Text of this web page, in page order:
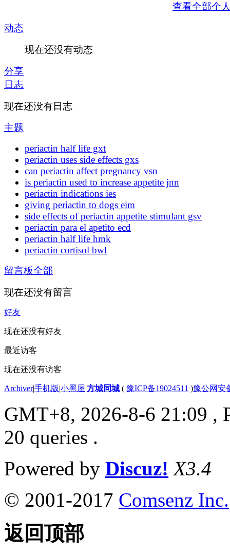
查看全部个
动态
现在还没有动态
分享
日志
现在还没有日志
主题
periactin half life gxt
periactin uses side effects gxs
can periactin affect pregnancy vsn
is periactin used to increase appetite jnn
periactin indications ies
giving periactin to dogs eim
side effects of periactin appetite stimulant gsv
periactin para el apetito ecd
periactin half life hmk
periactin cortisol bwl
留言板全部
现在还没有留言
好友
现在还没有好友
最近访客
现在还没有访客
Archiver|手机版|小黑屋|方城同城 ( 豫ICP备19024511 )豫公网安
GMT+8, 2026-8-6 21:09 ,
20 queries .
Powered by Discuz! X3.4
© 2001-2017 Comsenz Inc.
返回顶部